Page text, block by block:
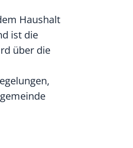
Haushalt
ist die
über die